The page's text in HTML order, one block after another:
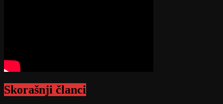
Skorašnji članci